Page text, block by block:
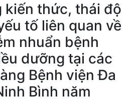
kiến thức, thái độ
tố liên quan về
nhuẩn bệnh
dưỡng tại các
Bệnh viện Đa
Bình năm